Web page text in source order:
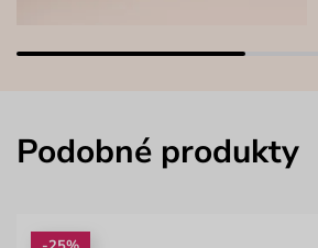
Podobné produkty